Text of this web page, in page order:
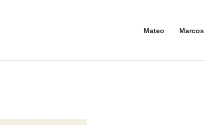
Mateo Marcos